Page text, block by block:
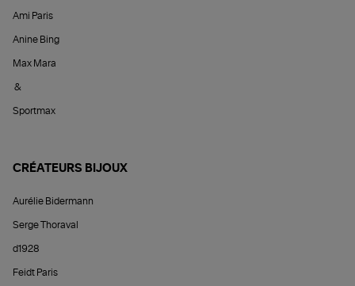
Ami Paris
Anine Bing
Max Mara
&
Sportmax
CRÉATEURS BIJOUX
Aurélie Bidermann
Serge Thoraval
d1928
Feidt Paris